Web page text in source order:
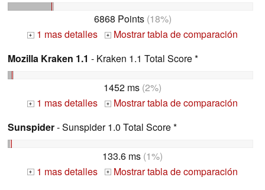
6868 Points(18%)
+ 1 mas detalles +
Mostrar tabla de comparación
Mozilla Kraken 1.1 - Kraken 1.1 Total Score *
1452 ms (2%)
+ 1 mas detalles +
Mostrar tabla de comparación
Sunspider- Sunspider 1.0 Total Score *
133.6 ms (1%)
+ 1 mas detalles +
Mostrar tabla de comparación